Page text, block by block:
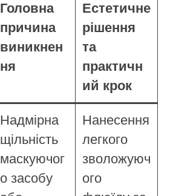
Головна
причина
виникнен
ня
Естетичне
рішення
та
практичн
ий крок
Надмірна
щільність
маскуючог
о засобу
Нанесення
легкого
зволожуюч
ого